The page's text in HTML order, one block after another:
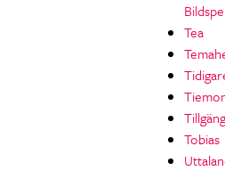
Tea
Tobias